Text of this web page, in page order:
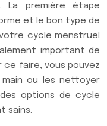
La première étape
et le bon type de
cycle menstruel
important de
faire, vous pouvez
ou les nettoyer
options de cycle
sains.